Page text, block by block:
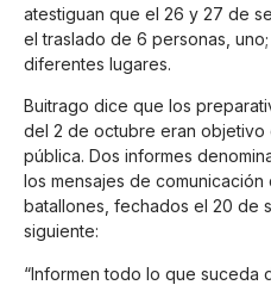
atestiguan que el 26 y 27 de
el traslado de 6 personas,
diferentes lugares.
Buitrago dice que los
del 2 de octubre eran
pública. Dos informes
los mensajes de
batallones, fechados el 20 de
siguiente:
“Informen todo lo que suceda